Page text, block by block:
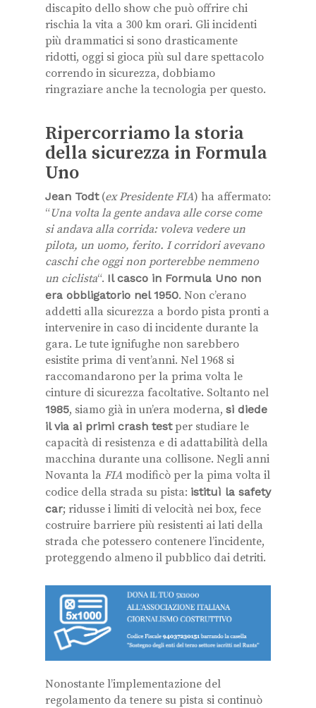
discapito dello show che può offrire chi
rischia la vita a 300 km orari. Gli incidenti
più drammatici si sono drasticamente
ridotti, oggi si gioca più sul dare spettacolo
correndo in sicurezza, dobbiamo
ringraziare anche la tecnologia per questo.
Ripercorriamo la storia
della sicurezza in Formula
Uno
Jean Todt(ex Presidente FIA) ha affermato:
“Una volta la gente andava alle corse come
si andava alla corrida: voleva vedere un
pilota, un uomo, ferito. I corridori avevano
caschi che oggi non porterebbe nemmeno
un ciclista“. Il casco in Formula Uno non
era obbligatorio nel 1950. Non c’erano
addetti alla sicurezza a bordo pista pronti a
intervenire in caso di incidente durante la
gara. Le tute ignifughe non sarebbero
esistite prima di vent’anni. Nel 1968 si
raccomandarono per la prima volta le
cinture di sicurezza facoltative. Soltanto nel
1985, siamo già in un’era moderna, si diede
il via ai primi crash testper studiare le
capacità di resistenza e di adattabilità della
macchina durante una collisone. Negli anni
Novanta la FIA modificò per la pima volta il
codice della strada su pista: istituì la safety
car; ridusse i limiti di velocità nei box, fece
costruire barriere più resistenti ai lati della
strada che potessero contenere l’incidente,
proteggendo almeno il pubblico dai detriti.
Nonostante l’implementazione del
regolamento da tenere su pista si continuò